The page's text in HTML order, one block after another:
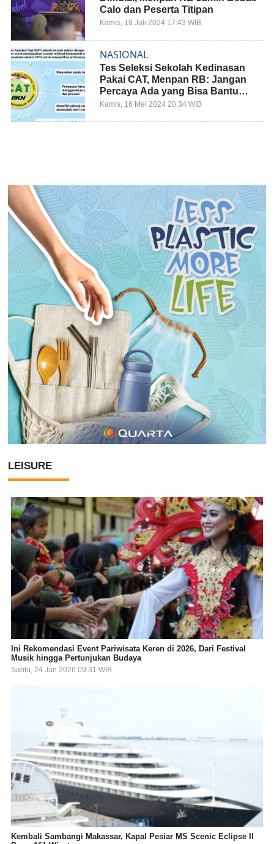
LEISURE
Ini Rekomendasi Event Pariwisata Keren di 2026, Dari Festival
Musik hingga Pertunjukan Budaya
Sabtu, 24 Jan 2026 09:31 WIB
Kembali Sambangi Makassar, Kapal Pesiar MS Scenic Eclipse II
Calo dan Peserta Titipan
Kamis, 18 Juli 2024 17:43 WIB
NASIONAL
Tes Seleksi Sekolah Kedinasan
Pakai CAT, Menpan RB: Jangan
Percaya Ada yang Bisa Bantu
Loloskan
Kamis, 16 Mei 2024 20:34 WIB